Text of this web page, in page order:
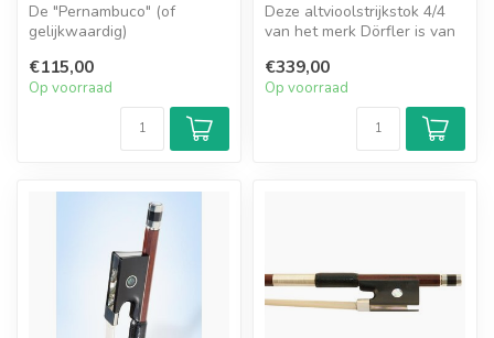
De "Pernambuco" (of
gelijkwaardig)
goede keus voor de ...
€115,00
Op voorraad
Deze altvioolstrijkstok 4/4
van het merk Dörfler is van
€339,00
Op voorraad